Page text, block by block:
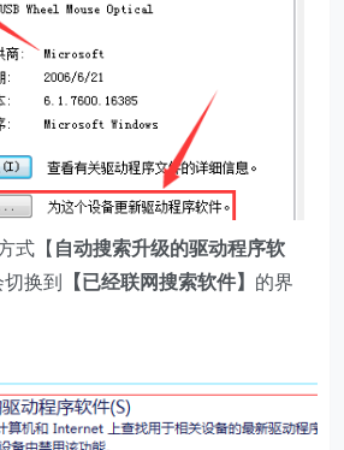
式【 自动搜索升级的驱动程序软
换到 【已经联网搜索软件】 的界